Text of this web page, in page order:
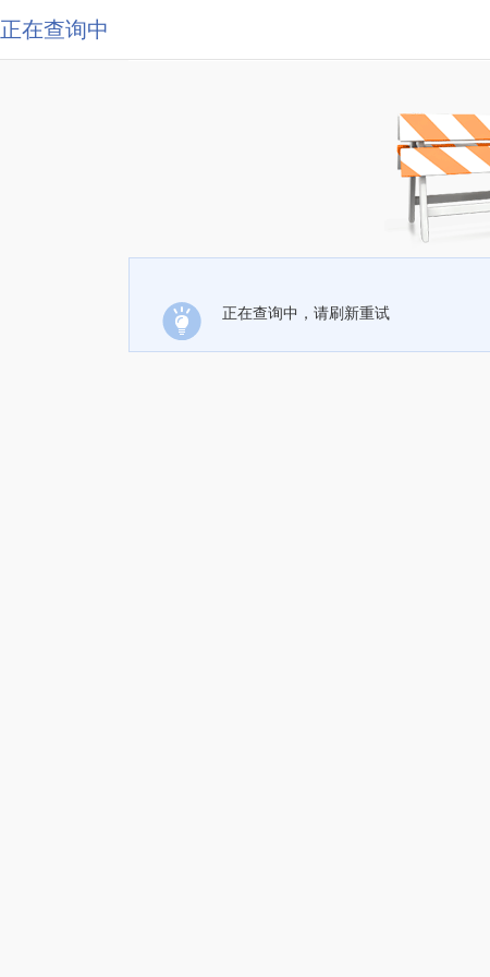
正在查询中
正在查询中，请刷新重试